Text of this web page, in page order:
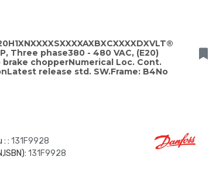
Three phase380 - 480 VAC, (E20)
brake chopperNumerical Loc. Cont.
release std. SW.Frame: B4No
: : 131F9928
131F9928